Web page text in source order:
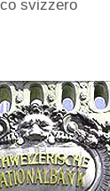
svizzero